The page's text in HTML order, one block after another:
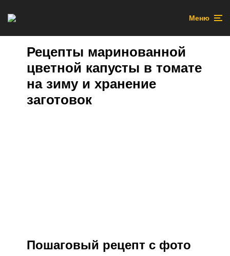
Меню
Рецепты маринованной
цветной капусты в томате
на зиму и хранение
заготовок
Пошаговый рецепт с фото